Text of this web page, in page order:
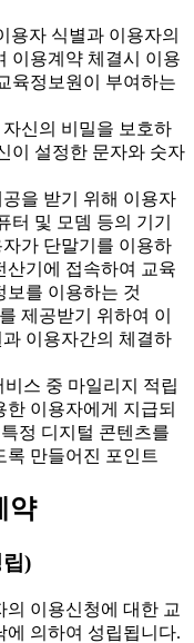
자 식별과 이용자의
이용계약 체결시 이용
육정보원이 부여하는
신의 비밀을 보호하
이 설정한 문자와 숫자
을 받기 위해 이용자
터 및 모뎀 등의 기기
가 단말기를 이용하
산기에 접속하여 교육
보를 이용하는 것
제공받기 위하여 이
이용자간의 체결하
스 중 마일리지 적립
이용자에게 지급되
정 디지털 콘텐츠를
록 만들어진 포인트
약
)
이용신청에 대한 교
에 의하여 성립됩니다.